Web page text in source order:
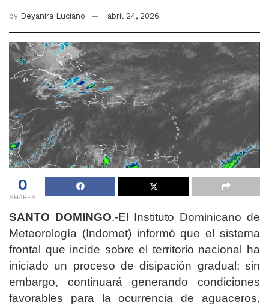
by Deyanira Luciano abril 24, 2026
0
SHARES
SANTO DOMINGO.-El Instituto Dominicano de
Meteorología (Indomet) informó que el sistema
frontal que incide sobre el territorio nacional ha
iniciado un proceso de disipación gradual; sin
embargo, continuará generando condiciones
favorables para la ocurrencia de aguaceros,